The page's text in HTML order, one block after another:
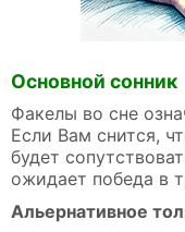
Основной сонник
Факелы во сне
Если Вам снится,
будет
ожидает победа в
Альернативное